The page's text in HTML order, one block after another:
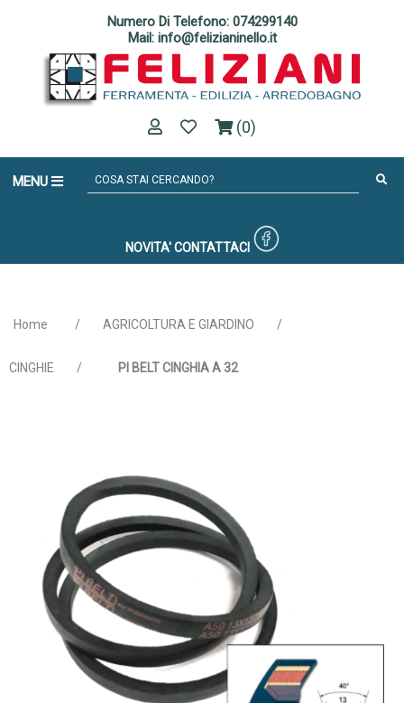
Numero Di Telefono: 074299140
Mail: info@felizianinello.it
(0)
MENU
NOVITA' CONTATTACI
Home / AGRICOLTURA E GIARDINO /
CINGHIE / PI BELT CINGHIA A 32